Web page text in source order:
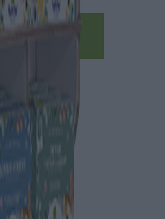
INSCRIVEZ-
CLUBS